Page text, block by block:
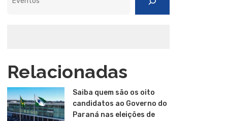
Relacionadas
Saiba quem são os oito
candidatos ao Governo do
Paraná nas eleições de